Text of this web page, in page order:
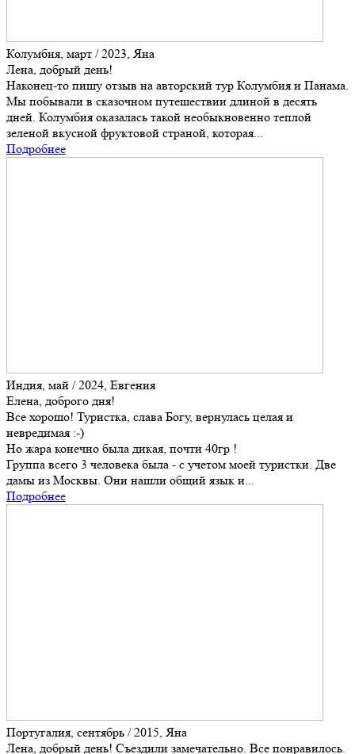
Колумбия, март / 2023, Яна
Лена, добрый день!
Наконец-то пишу отзыв на авторский тур Колумбия и Панама.
Мы побывали в сказочном путешествии длиной в десять
дней. Колумбия оказалась такой необыкновенно теплой
зеленой вкусной фруктовой страной, которая...
Подробнее
Индия, май / 2024, Евгения
Елена, доброго дня!
Все хорошо! Туристка, слава Богу, вернулась целая и
невредимая :-)
Но жара конечно была дикая, почти 40гр !
Группа всего 3 человека была - с учетом моей туристки. Две
дамы из Москвы. Они нашли общий язык и...
Подробнее
Португалия, сентябрь / 2015, Яна
Лена, добрый день! Съездили замечательно. Все понравилось.